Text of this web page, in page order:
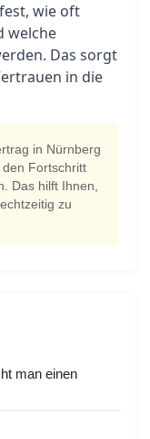
wie oft
welche
Das sorgt
in die
in Nürnberg
Fortschritt
Das hilft Ihnen,
zu
man einen